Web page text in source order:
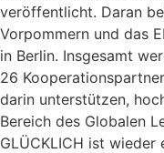
veröffentlicht. Daran
Vorpommern und das
in Berlin. Insgesamt
26
darin unterstützen,
Bereich des Globalen
GLÜCKLICH ist wieder